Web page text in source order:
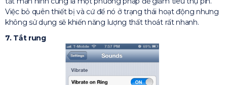
Việc bỏ quên thiết bị và cứ để nó ở trạng thái hoạt động nhưng
không sử dụng sẽ khiến năng lượng thất thoát rất nhanh.
7. Tắt rung